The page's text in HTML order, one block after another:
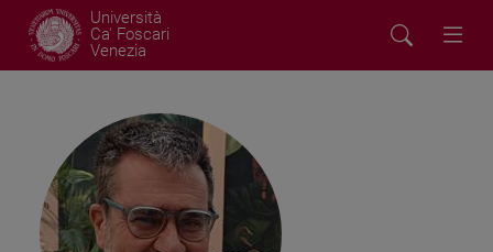
Università
Ca' Foscari
Venezia